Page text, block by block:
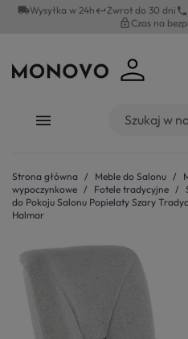
local_shippingWysyłka w 24hkeyboard_returnZwrot do 30 dni phone
lock_outlineCzas na
Strona główna Meble do Salonu
wypoczynkowe
Fotele tradycyjne
do Pokoju Salonu Popielaty Szary
Halmar